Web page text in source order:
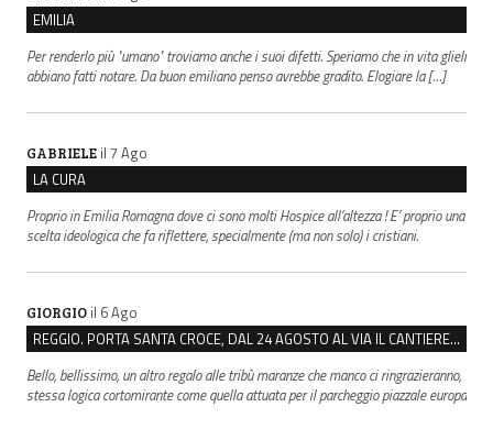
EMILIA
Per renderlo più "umano" troviamo anche i suoi difetti. Speriamo che in vita glieli
abbiano fatti notare. Da buon emiliano penso avrebbe gradito. Elogiare la […]
GABRIELE il 7 Ago
LA CURA
Proprio in Emilia Romagna dove ci sono molti Hospice all’altezza ! E’ proprio una
scelta ideologica che fa riflettere, specialmente (ma non solo) i cristiani.
GIORGIO il 6 Ago
REGGIO. PORTA SANTA CROCE, DAL 24 AGOSTO AL VIA IL CANTIERE PER IL NUOVO COLLETTORE FOGNARIO
Bello, bellissimo, un altro regalo alle tribù maranze che manco ci ringrazieranno,
stessa logica cortomirante come quella attuata per il parcheggio piazzale europa